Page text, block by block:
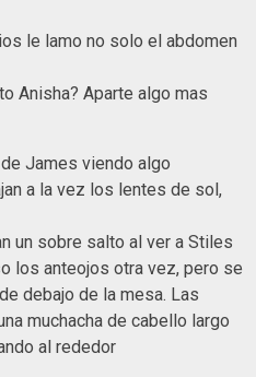
le lamo no solo el abdomen
Anisha? Aparte algo mas
James viendo algo
a la vez los lentes de sol,
un sobre salto al ver a Stiles
los anteojos otra vez, pero se
debajo de la mesa. Las
muchacha de cabello largo
al rededor